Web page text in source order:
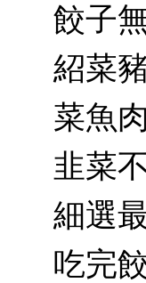
餃子
紹菜
菜魚
韭菜
細選
吃完